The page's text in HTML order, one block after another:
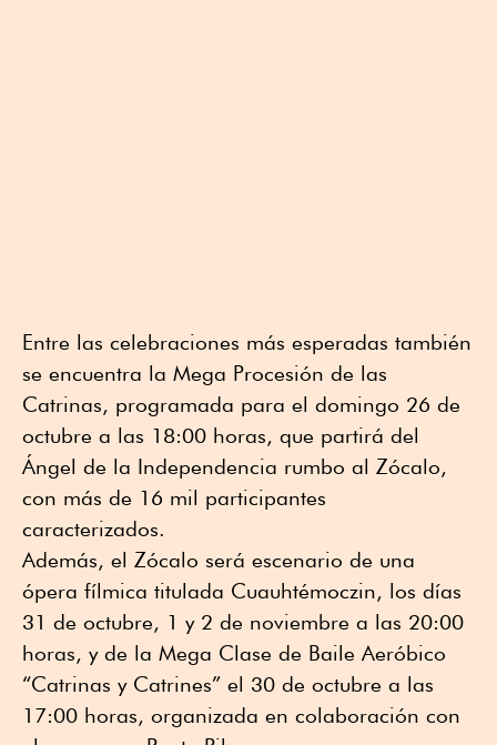
Entre las celebraciones más esperadas también
se encuentra la Mega Procesión de las
Catrinas, programada para el domingo 26 de
octubre a las 18:00 horas, que partirá del
Ángel de la Independencia rumbo al Zócalo,
con más de 16 mil participantes
caracterizados.
Además, el Zócalo será escenario de una
ópera fílmica titulada Cuauhtémoczin, los días
31 de octubre, 1 y 2 de noviembre a las 20:00
horas, y de la Mega Clase de Baile Aeróbico
“Catrinas y Catrines” el 30 de octubre a las
17:00 horas, organizada en colaboración con